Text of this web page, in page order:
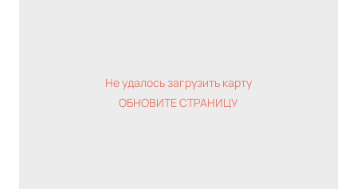
Не удалось загрузить карту
ОБНОВИТЕ СТРАНИЦУ